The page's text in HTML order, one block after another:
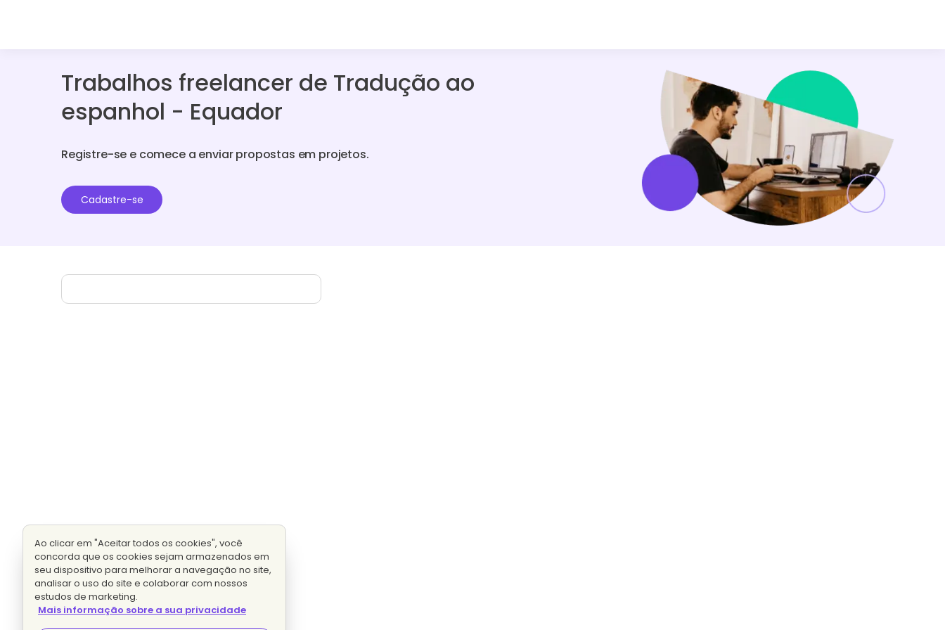
Trabalhos freelancer de Tradução ao
espanhol - Equador
Registre-se e comece a enviar propostas em projetos.
Cadastre-se
Ao clicar em "Aceitar todos os cookies", você
concorda que os cookies sejam armazenados em
seu dispositivo para melhorar a navegação no site,
analisar o uso do site e colaborar com nossos
estudos de marketing.
Mais informação sobre a sua privacidade